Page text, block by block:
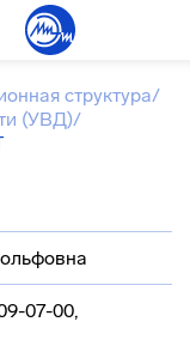
структура/
(УВД)/
07-00,